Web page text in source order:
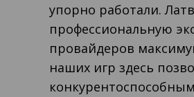
упорно работали.
профессиональную
провайдеров
наших игр здесь